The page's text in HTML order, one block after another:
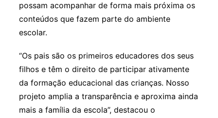
possam acompanhar de forma mais próxima os
conteúdos que fazem parte do ambiente
escolar.
“Os pais são os primeiros educadores dos seus
filhos e têm o direito de participar ativamente
da formação educacional das crianças. Nosso
projeto amplia a transparência e aproxima ainda
mais a família da escola”, destacou o